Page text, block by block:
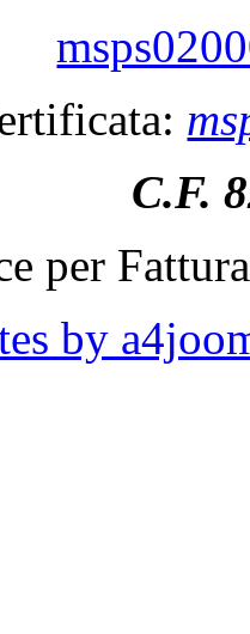
C.F.
per
by